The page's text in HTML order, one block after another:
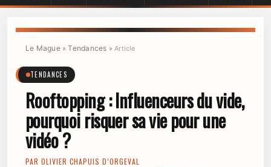
Le Mague»Tendances »Article
TENDANCES
Rooftopping : Influenceurs du vide,
pourquoi risquer sa vie pour une
vidéo ?
PAR OLIVIER CHAPUIS D’ORGEVAL